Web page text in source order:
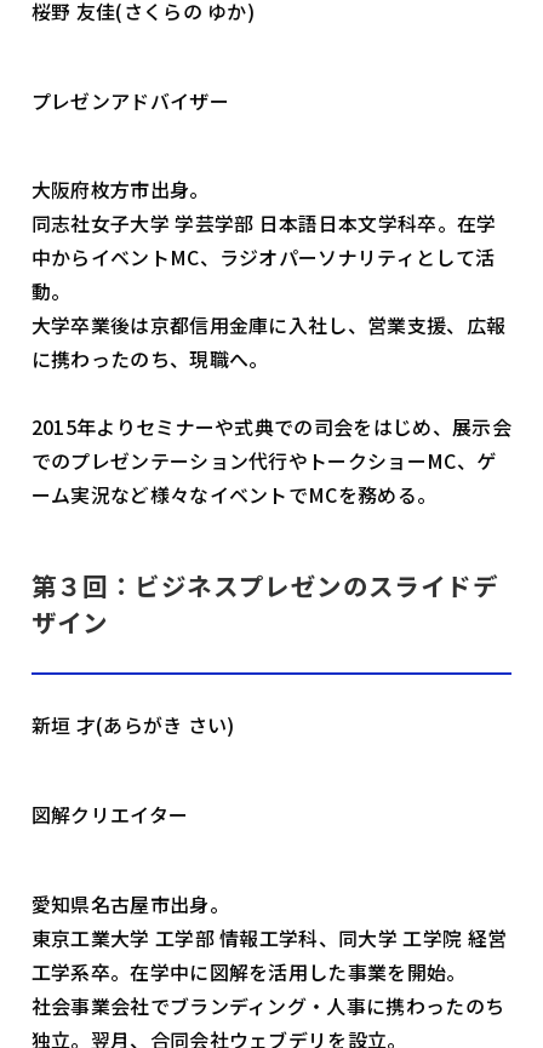
桜野 友佳(さくらの ゆか)
プレゼンアドバイザー
大阪府枚方市出身。
同志社女子大学 学芸学部 日本語日本文学科卒。在学
中からイベントMC、ラジオパーソナリティとして活
動。
大学卒業後は京都信用金庫に入社し、営業支援、広報
に携わったのち、現職へ。
2015年よりセミナーや式典での司会をはじめ、展示会
でのプレゼンテーション代行やトークショーMC、ゲ
ーム実況など様々なイベントでMCを務める。
第３回：ビジネスプレゼンのスライドデ
ザイン
新垣 才(あらがき さい)
図解クリエイター
愛知県名古屋市出身。
東京工業大学 工学部 情報工学科、同大学 工学院 経営
工学系卒。在学中に図解を活用した事業を開始。
社会事業会社でブランディング・人事に携わったのち
独立。翌月、合同会社ウェブデリを設立。